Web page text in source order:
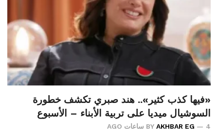
«فيها كذب كثير».. هند صبري تكشف خطورة
السوشيال ميديا على تربية الأبناء – الأسبوع
BY AKHBAR EG 4 ساعات AGO